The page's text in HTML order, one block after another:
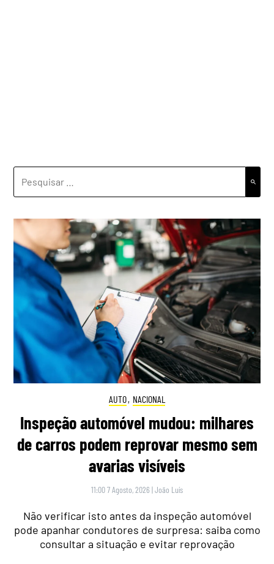
POR:
AUTO, NACIONAL
Inspeção automóvel mudou: milhares
de carros podem reprovar mesmo sem
avarias visíveis
11:00 7 Agosto, 2026 |João Luís
Não verificar isto antes da inspeção automóvel
pode apanhar condutores de surpresa: saiba como
consultar a situação e evitar reprovação